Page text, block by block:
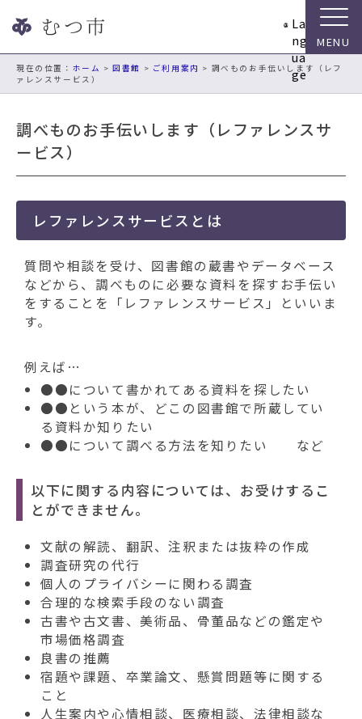
ビ
La
ng
ua
ge
現在の位置： ホーム >図書館 > ご利用案内 > 調べものお手伝いします（レフ
ァレンスサービス）
調べものお手伝いします（レファレンスサ
ービス）
レファレンスサービスとは
質問や相談を受け、図書館の蔵書やデータベース
などから、調べものに必要な資料を探すお手伝い
をすることを「レファレンスサービス」といいま
す。
例えば…
●●について書かれてある資料を探したい
●●という本が、どこの図書館で所蔵してい
る資料か知りたい
●●について調べる方法を知りたい など
以下に関する内容について は、お受けするこ
とができません。
文献の解読、翻訳、注釈または抜粋の作成
調査研究の代行
個人のプライバシーに関わる調査
合理的な検索手段のない調査
古書や古文書、美術品、骨董品などの鑑定や
市場価格調査
良書の推薦
宿題や課題、卒業論文、懸賞問題等に関する
こと
人生案内や心情相談、医療相談、法律相談な